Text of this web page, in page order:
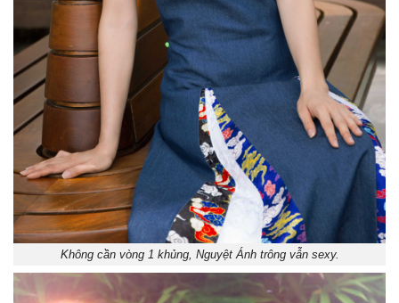
Không cần vòng 1 khủng, Nguyệt Ánh trông vẫn sexy.